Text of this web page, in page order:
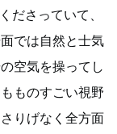
ださっていて、
では自然と士気
空気を操ってし
ものすごい視野
りげなく全方面